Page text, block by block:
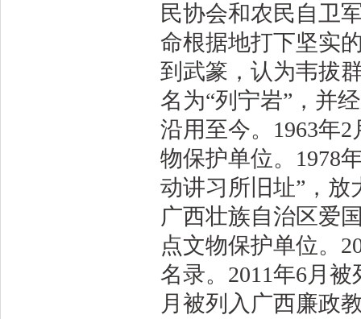
民协会和农民自卫
命根据地打下坚实
到武篆，认为韦拔
名为“列宁岩”，并
沿用至今。1963年
物保护单位。1978
动讲习所旧址”，放
广西壮族自治区爱
点文物保护单位。
名录。2011年6月
月被列入广西廉政